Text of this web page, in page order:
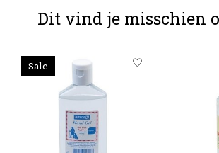
Dit vind je misschien
Items van productcarrousel
Sale